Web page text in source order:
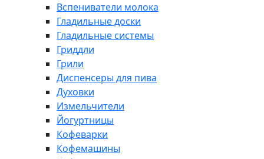
Вспениватели молока
Гладильные доски
Гладильные системы
Гриддли
Грили
Диспенсеры для пива
Духовки
Измельчители
Йогуртницы
Кофеварки
Кофемашины